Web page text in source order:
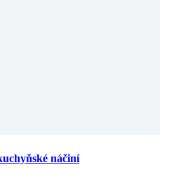
náčiní